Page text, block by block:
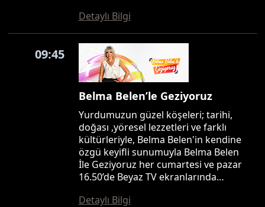
Detaylı Bilgi
09:45
Belma Belen’le Geziyoruz
Yurdumuzun güzel köşeleri; tarihi,
doğası ,yöresel lezzetleri ve farklı
kültürleriyle, Belma Belen'in kendine
özgü keyifli sunumuyla Belma Belen
İle Geziyoruz her cumartesi ve pazar
16.50’de Beyaz TV ekranlarında…
Detaylı Bilgi